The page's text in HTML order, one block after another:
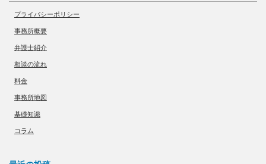
プライバシーポリシー
事務所概要
弁護士紹介
相談の流れ
料金
事務所地図
基礎知識
コラム